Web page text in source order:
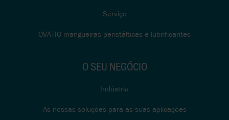
Serviço
OVATIO mangueiras peristálticas e lubrificantes
O SEU NEGÓCIO
Indústria
As nossas soluções para as suas aplicações